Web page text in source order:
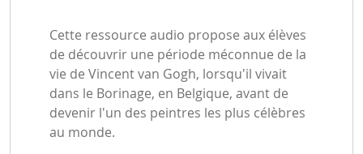
Cette ressource audio propose aux élèves
de découvrir une période méconnue de la
vie de Vincent van Gogh, lorsqu'il vivait
dans le Borinage, en Belgique, avant de
devenir l'un des peintres les plus célèbres
au monde.